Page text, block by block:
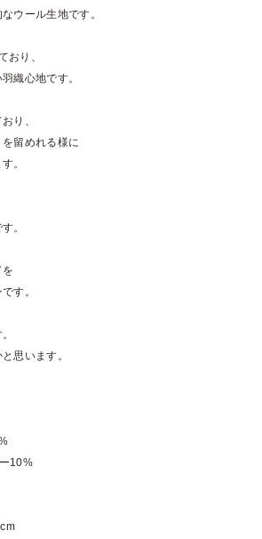
ウール生地です。
おり、
織心地です。
り、
留めれる様に
。
。
す。
思います。
10%